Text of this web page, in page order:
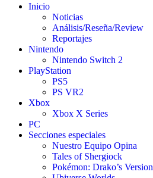
Inicio
Noticias
Análisis/Reseña/Review
Reportajes
Nintendo
Nintendo Switch 2
PlayStation
PS5
PS VR2
Xbox
Xbox X Series
PC
Secciones especiales
Nuestro Equipo Opina
Tales of Shergiock
Pokémon: Drako’s Version